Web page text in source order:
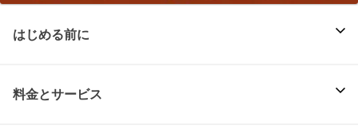
はじめる前に
料金とサービス